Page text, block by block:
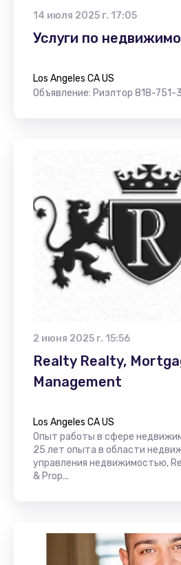
14 июля 2025 г. 17:05
Услуги по
Los Angeles CA US
Объявление: Риэлтор 818-751-
2 июня 2025 г. 15:56
Realty Realty,
Management
Los Angeles CA US
Опыт работы в сфере
25 лет опыта в области
управления недвижимостью,
& Prop...